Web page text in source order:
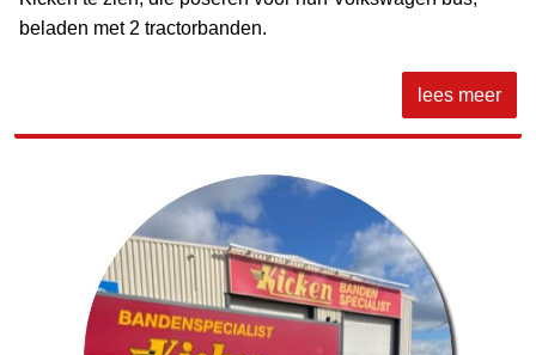
beladen met 2 tractorbanden.
lees meer